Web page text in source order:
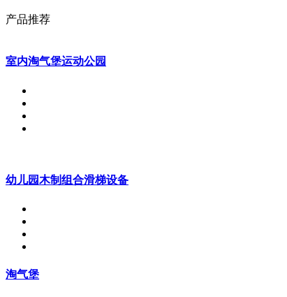
产品推荐
室内淘气堡运动公园
幼儿园木制组合滑梯设备
淘气堡